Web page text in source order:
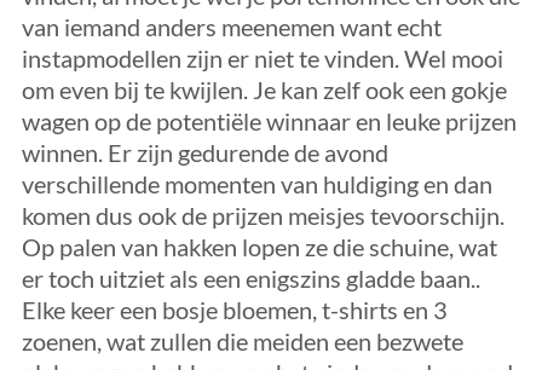
van iemand anders meenemen want echt
instapmodellen zijn er niet te vinden. Wel mooi
om even bij te kwijlen. Je kan zelf ook een gokje
wagen op de potentiële winnaar en leuke prijzen
winnen. Er zijn gedurende de avond
verschillende momenten van huldiging en dan
komen dus ook de prijzen meisjes tevoorschijn.
Op palen van hakken lopen ze die schuine, wat
er toch uitziet als een enigszins gladde baan..
Elke keer een bosje bloemen, t-shirts en 3
zoenen, wat zullen die meiden een bezwete